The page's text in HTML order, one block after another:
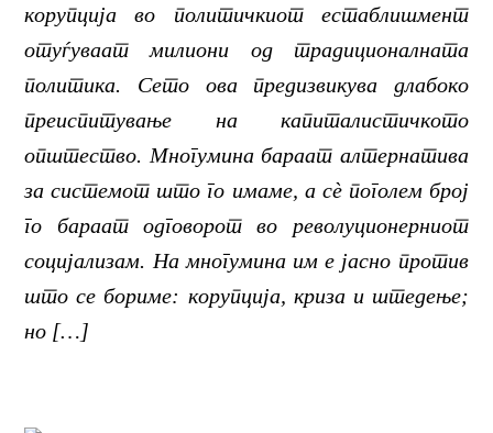
корупција во политичкиот естаблишмент
отуѓуваат милиони од традиционалната
политика. Сето ова предизвикува длабоко
преиспитување на капиталистичкото
општество. Многумина бараат алтернатива
за системот што го имаме, а сè поголем број
го бараат одговорот во револуционерниот
социјализам. На многумина им е јасно против
што се бориме: корупција, криза и штедење;
но […]